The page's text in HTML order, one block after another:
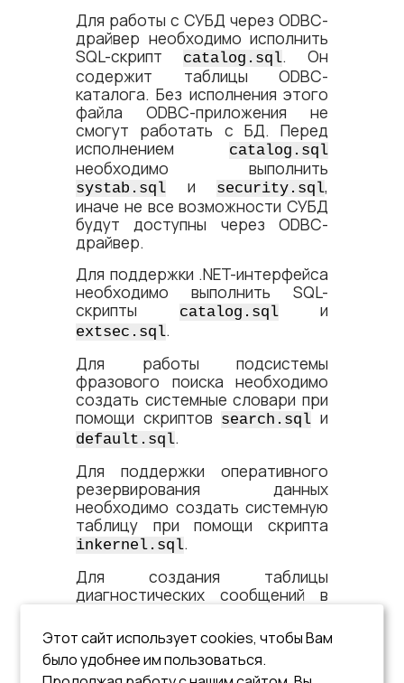
Для работы с СУБД через ODBC-
драйвер необходимо исполнить
SQL-скрипт
catalog.sql. Он
содержит таблицы ODBC-
каталога. Без исполнения этого
файла ODBC-приложения не
смогут работать с БД. Перед
исполнением
catalog.sql
необходимо выполнить
systab.sql и security.sql,
иначе не все возможности СУБД
будут доступны через ODBC-
драйвер.
Для поддержки .NET-интерфейса
необходимо выполнить SQL-
скрипты
catalog.sqlи
extsec.sql.
Для работы подсистемы
фразового поиска необходимо
создать системные словари при
помощи скриптов search.sql и
default.sql.
Для поддержки оперативного
резервирования данных
необходимо создать системную
таблицу при помощи скрипта
inkernel.sql.
Для создания таблицы
диагностических сообщений в
языком интерфейса
СУБД ЛИНТЕРнеобходимо
выполнить SQL-скрипт
Этот сайт использует cookies, чтобы Вам
было удобнее им пользоваться.